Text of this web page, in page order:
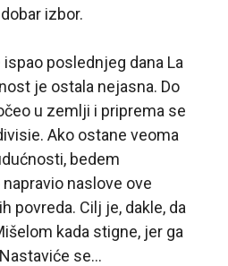
izbor.
poslednjeg dana La
je ostala nejasna. Do
u zemlji i priprema se
Ako ostane veoma
bedem
naslove ove
povreda. Cilj je, dakle, da
kada stigne, jer ga
se…